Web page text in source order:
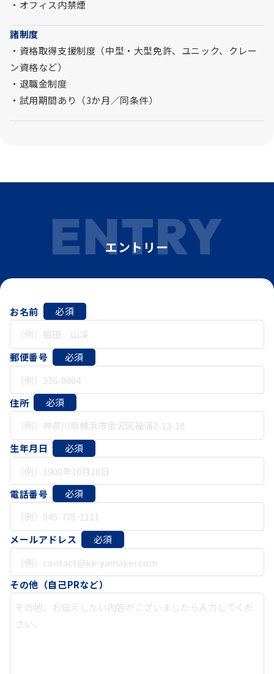
・オフィス内禁煙
諸制度
・資格取得支援制度（中型・大型免許、ユニック、クレー
ン資格など）
・退職金制度
・試用期間あり（3か月／同条件）
エントリー
お名前 必須
郵便番号 必須
住所 必須
生年月日 必須
電話番号 必須
メールアドレス 必須
その他（自己PRなど）